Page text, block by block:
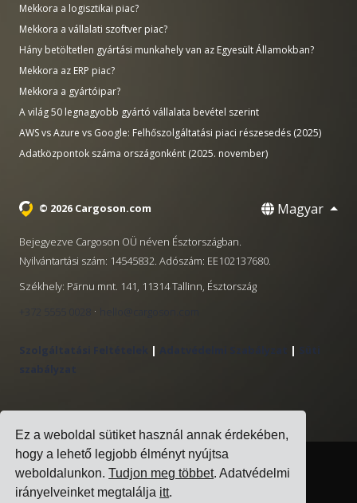
Ez a weboldal sütiket használ annak érdekében,
hogy a lehető legjobb élményt nyújtsa
weboldalunkon.Tudjon meg többet. Adatvédelmi
irányelveinket megtalálja itt.
Mekkora a logisztikai piac?
Mekkora a vállalati szoftver piac?
Hány betöltetlen gyártási munkahely van az Egyesült Államokban?
Mekkora az ERP piac?
Mekkora a gyártóipar?
A világ 50 legnagyobb gyártó vállalata bevétel szerint
AWS vs Azure vs Google: Felhőszolgáltatási piaci részesedés (2025)
Adatközpontok száma országonként (2025. november)
© 2026 Cargoson.com Magyar
Bejegyezve Cargoson OÜ néven Észtországban.
Nyilvántartási szám: 14545832. Adószám: EE102137680.
Székhely: Pärnu mnt. 141, 11314 Tallinn, Észtország
+372 5555 0028
·
| Adatvédelmi Szabályzat | Süti